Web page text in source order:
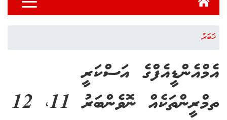
ޚަބަރު
އެމްއެންޑީއެފްގެ އަސްކަރީ
ތމްރީންތަކެއް ނޮވެންބަރު 11، 12